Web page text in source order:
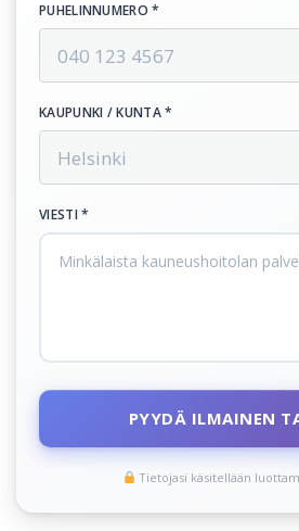
PUHELINNUMERO *
KAUPUNKI / KUNTA *
VIESTI *
PYYDÄ ILMAINEN
Tietojasi käsitellään